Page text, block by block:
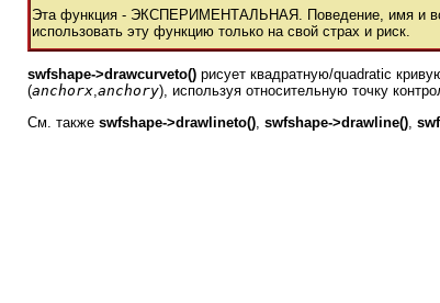
Эта функция - ЭКСПЕРИМЕНТАЛЬНАЯ. Поведение, имя и
использовать эту функцию только на свой страх и риск.
swfshape->drawcurveto() рисует квадратную/quadratic
(anchorx,anchory), используя относительную точку
См. также swfshape->drawlineto() swfshape->drawline()